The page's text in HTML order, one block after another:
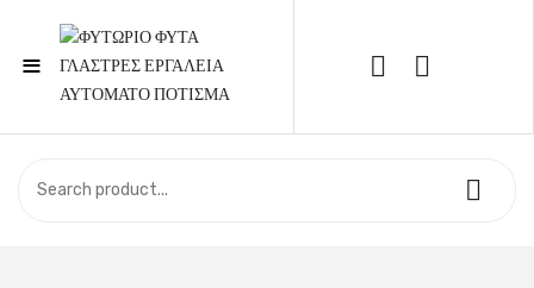
≡
Call Support: 210 6857844